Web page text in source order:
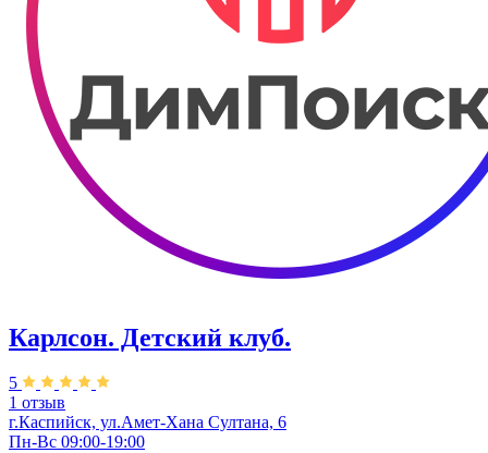
Карлсон. Детский клуб.
5
1 отзыв
г.Каспийск, ул.Амет-Хана Султана, 6
Пн-Вс 09:00-19:00